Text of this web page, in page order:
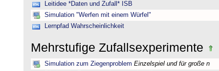
Leitidee *Daten und Zufall* ISB
Simulation "Werfen mit einem Würfel"
Lernpfad Wahrscheinlichkeit
Mehrstufige Zufallsexperimente
Simulation zum Ziegenproblem Einzelspiel und für große n